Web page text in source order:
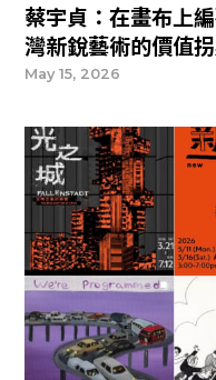
蔡宇貞：在畫布上
灣新銳藝術的價值
May 15, 2026